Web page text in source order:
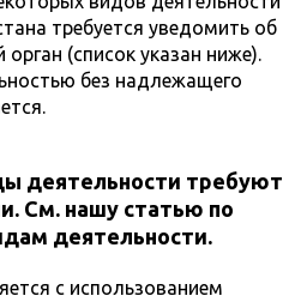
требуется уведомить об
(список указан ниже).
без надлежащего
деятельности требуют
См. нашу статью по
деятельности.
с использованием